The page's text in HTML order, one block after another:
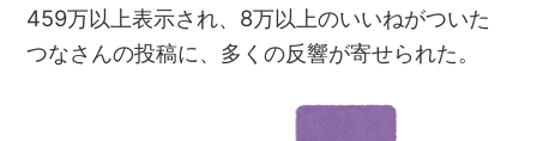
459万以上表示され、8万以上のいいねがついた
つなさんの投稿に、多くの反響が寄せられた。